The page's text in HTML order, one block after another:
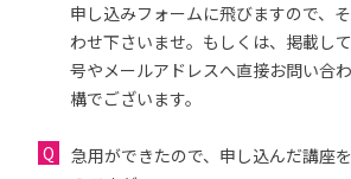
申し込みフォームに飛びますので、
わせ下さいませ。もしくは、掲載し
号やメールアドレスへ直接お問い合
構でございます。
急用ができたので、申し込んだ講座